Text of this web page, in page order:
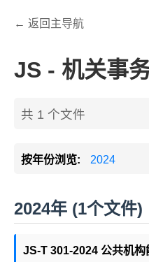
← 返回主导航
JS - 机关事
共 1 个文件
按年份浏览: 2024
2024年 (1个文件)
JS-T 301-2024 公共机